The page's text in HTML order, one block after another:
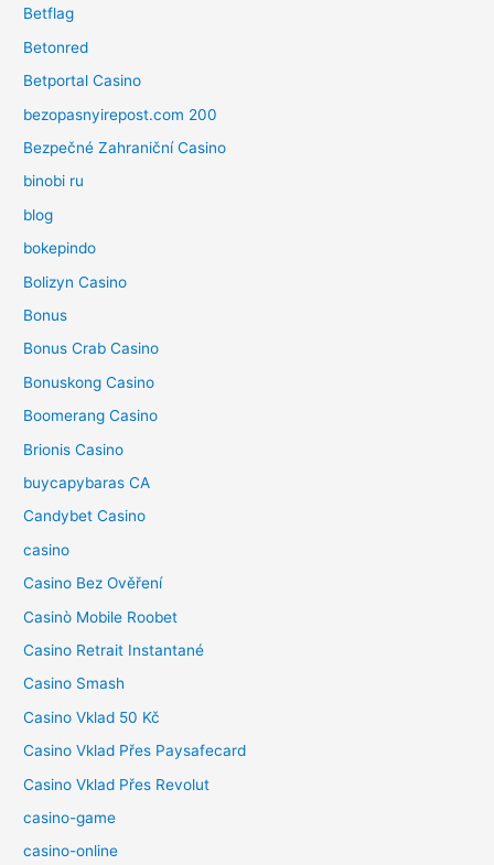
Betflag
Betonred
Betportal Casino
bezopasnyirepost.com 200
Bezpečné Zahraniční Casino
binobi ru
blog
bokepindo
Bolizyn Casino
Bonus
Bonus Crab Casino
Bonuskong Casino
Boomerang Casino
Brionis Casino
buycapybaras CA
Candybet Casino
casino
Casino Bez Ověření
Casinò Mobile Roobet
Casino Retrait Instantané
Casino Smash
Casino Vklad 50 Kč
Casino Vklad Přes Paysafecard
Casino Vklad Přes Revolut
casino-game
casino-online